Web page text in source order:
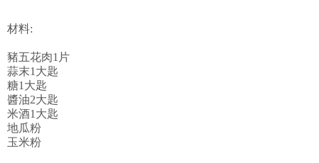
材料:
豬五花肉1片
蒜末1大匙
糖1大匙
醬油2大匙
米酒1大匙
地瓜粉
玉米粉